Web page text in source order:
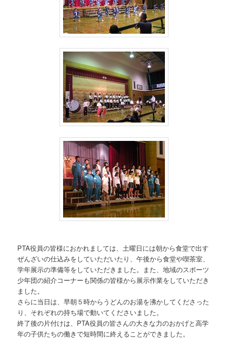
PTA役員の皆様におかれましては、土曜日には朝から食堂で出す
ぜんざいの仕込みをしていただいたり、午後から食堂や喫茶室、
学年展示の準備等をしていただきました。また、地域のスポーツ
少年団の紹介コーナーも関係の皆様から展示作業をしていただき
ました。
さらに当日は、早朝５時からうどんのお湯を沸かしてくださった
り、それぞれの持ち場で動いてくださいました。
終了後の片付けは、PTA役員の皆さんの大きな力のおかげと高学
年の子供たちの働きで短時間に終えることができました。